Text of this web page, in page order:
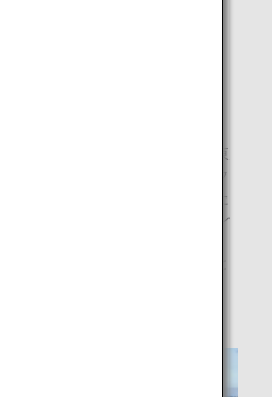
ずに駐機場を出
を削減！
自走で滑走路に向かいますが、
されるCO2を削減するため、
航空局のご協力もいただき、東
部の駐機場で、プッシュバック
を開始できる運用を始めました
など周りに障害のないオープン
れた駐機場）から出発する際
に進むことで自走出発すること